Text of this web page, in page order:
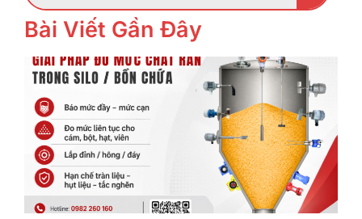
Bài Viết Gần Đây